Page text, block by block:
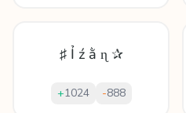
♯ Ỉ ź ằ ɳ ✰
+1024 -888